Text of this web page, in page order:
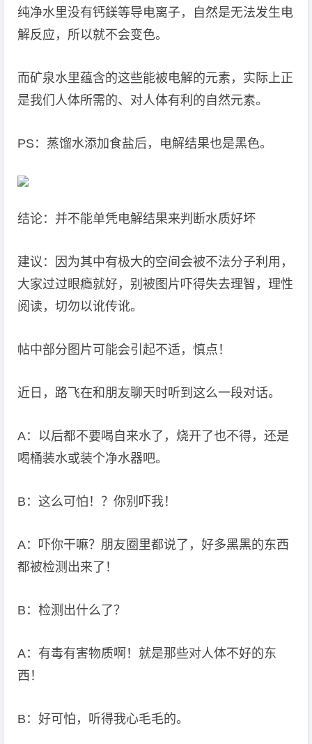
纯净水里没有钙鎂等导电离子，自然是无法发生电
解反应，所以就不会变色。
而矿泉水里蕴含的这些能被电解的元素，实际上正
是我们人体所需的、对人体有利的自然元素。
PS：蒸馏水添加食盐后，电解结果也是黑色。
结论：并不能单凭电解结果来判断水质好坏
建议：因为其中有极大的空间会被不法分子利用，
大家过过眼瘾就好，别被图片吓得失去理智，理性
阅读，切勿以讹传讹。
帖中部分图片可能会引起不适，慎点！
近日，路飞在和朋友聊天时听到这么一段对话。
A：以后都不要喝自来水了，烧开了也不得，还是
喝桶装水或装个净水器吧。
B：这么可怕！？你别吓我！
A：吓你干嘛？朋友圈里都说了，好多黑黑的东西
都被检测出来了！
B：检测出什么了？
A：有毒有害物质啊！就是那些对人体不好的东
西！
B：好可怕，听得我心毛毛的。